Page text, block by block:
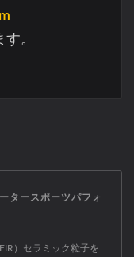
。
タースポーツパフォ
）セラミック粒子を